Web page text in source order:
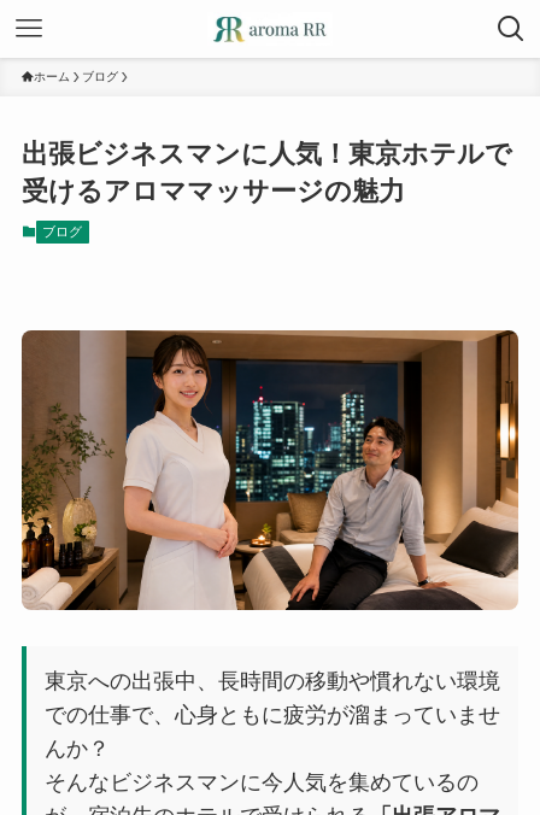
ホーム ブログ
出張ビジネスマンに人気！東京ホテルで
受けるアロママッサージの魅力
ブログ
東京への出張中、長時間の移動や慣れない環境
での仕事で、心身ともに疲労が溜まっていませ
んか？
そんなビジネスマンに今人気を集めているの